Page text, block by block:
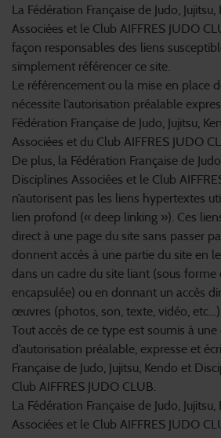
La Fédération Française de Judo,
Associées et le Club AIFFRES JUDO
façon responsables des liens
simplement référencer ce site.
Le référencement ou la mise en place
nécessite l’autorisation préalable
Fédération Française de Judo, Jujitsu,
Associées et du Club AIFFRES JUDO
De plus, la Fédération Française de
Disciplines Associées et le Club
n’autorisent pas les liens hypertextes
lien profond (« deep linking »). Ces
direct à une page du site sans passer
donnent accès à une partie du site en
dans un cadre du site liant (sous forme
encapsulée) ou en donnant un accès
œuvres (photos, son, texte, vidéo, etc…).
Tout accès de ce type est soumis à
d’autorisation préalable, expresse et
Française de Judo, Jujitsu, Kendo et
Club AIFFRES JUDO CLUB.
La Fédération Française de Judo,
Associées et le Club AIFFRES JUDO